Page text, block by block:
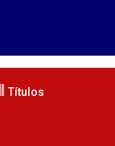
Títulos